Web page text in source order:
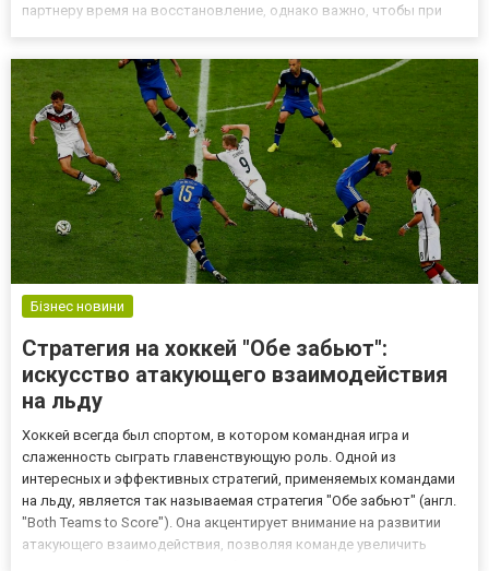
партнеру время на восстановление, однако важно, чтобы при
комп...
Бізнес новини
Стратегия на хоккей "Обе забьют":
искусство атакующего взаимодействия
на льду
Хоккей всегда был спортом, в котором командная игра и
слаженность сыграть главенствующую роль. Одной из
интересных и эффективных стратегий, применяемых командами
на льду, является так называемая стратегия "Обе забьют" (англ.
"Both Teams to Score"). Она акцентирует внимание на развитии
атакующего взаимодействия, позволяя команде увеличить